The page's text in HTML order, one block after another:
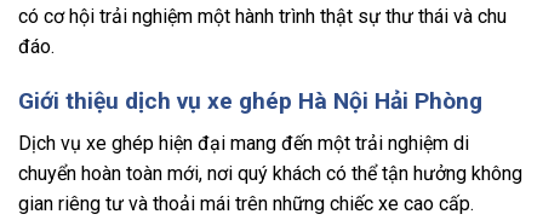
có cơ hội trải nghiệm một hành trình thật sự thư thái và chu
đáo.
Giới thiệu dịch vụ xe ghép Hà Nội Hải Phòng
Dịch vụ xe ghép hiện đại mang đến một trải nghiệm di
chuyển hoàn toàn mới, nơi quý khách có thể tận hưởng không
gian riêng tư và thoải mái trên những chiếc xe cao cấp.